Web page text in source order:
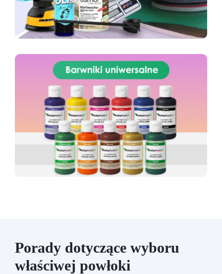
Porady dotyczące wyboru
właściwej powłoki